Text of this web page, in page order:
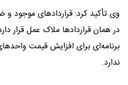
وی تأکید کرد: قرارداد‌های موجود
در همان قرارداد‌ها ملاک عمل قرار
برنامه‌ای برای افزایش قیمت
ندارد.